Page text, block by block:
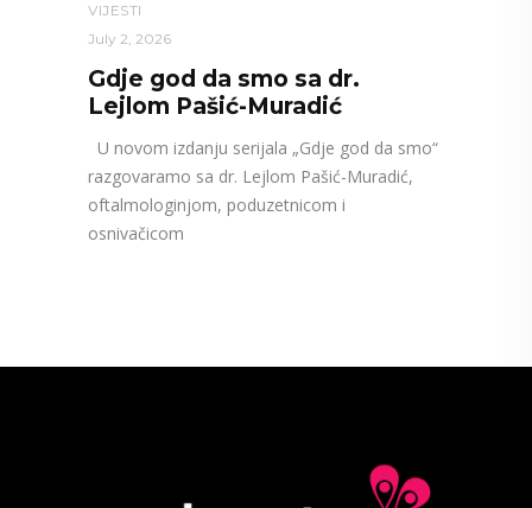
VIJESTI
July 2, 2026
Gdje god da smo sa dr.
Lejlom Pašić-Muradić
U novom izdanju serijala „Gdje god da smo“
razgovaramo sa dr. Lejlom Pašić-Muradić,
oftalmologinjom, poduzetnicom i
osnivačicom